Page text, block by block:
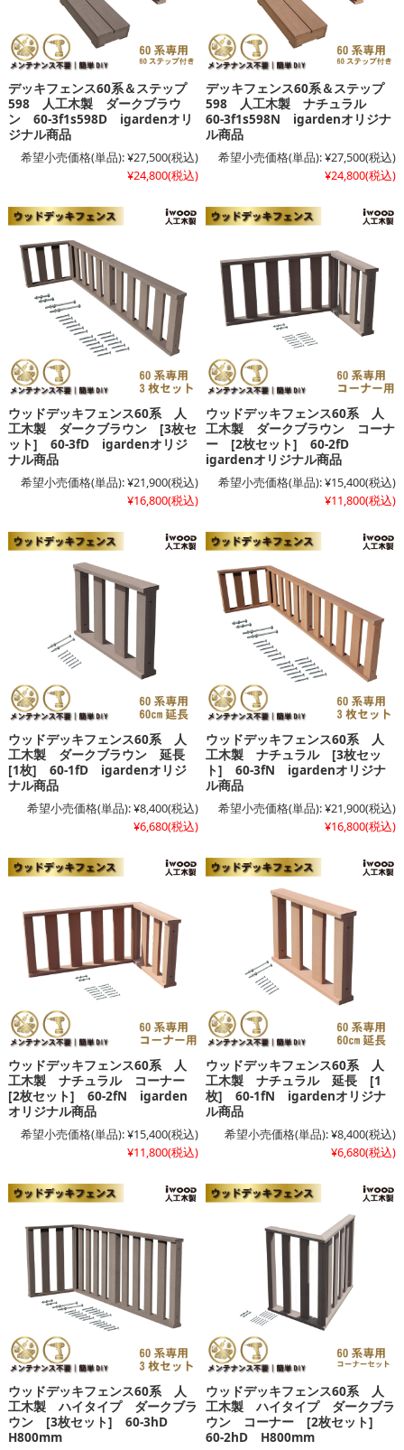
デッキフェンス60系＆ステップ
598 人工木製 ダークブラウ
ン 60-3f1s598D igardenオリ
ジナル商品
希望小売価格(単品):¥27,500(税込)
¥24,800(税込)
デッキフェンス60系＆ステップ
598 人工木製 ナチュラル
60-3f1s598N igardenオリジナ
ル商品
希望小売価格(単品):¥27,500(税込)
¥24,800(税込)
ウッドデッキフェンス60系 人
工木製 ダークブラウン [3枚セ
ット] 60-3fD igardenオリジ
ナル商品
希望小売価格(単品):¥21,900(税込)
¥16,800(税込)
ウッドデッキフェンス60系 人
工木製 ダークブラウン コーナ
ー [2枚セット] 60-2fD
igardenオリジナル商品
希望小売価格(単品):¥15,400(税込)
¥11,800(税込)
ウッドデッキフェンス60系 人
工木製 ダークブラウン 延長
[1枚] 60-1fD igardenオリジ
ナル商品
希望小売価格(単品):¥8,400(税込)
¥6,680(税込)
ウッドデッキフェンス60系 人
工木製 ナチュラル [3枚セッ
ト] 60-3fN igardenオリジナ
ル商品
希望小売価格(単品):¥21,900(税込)
¥16,800(税込)
ウッドデッキフェンス60系 人
工木製 ナチュラル コーナー
[2枚セット] 60-2fN igarden
オリジナル商品
希望小売価格(単品):¥15,400(税込)
¥11,800(税込)
ウッドデッキフェンス60系 人
工木製 ナチュラル 延長 [1
枚] 60-1fN igardenオリジナ
ル商品
希望小売価格(単品):¥8,400(税込)
¥6,680(税込)
ウッドデッキフェンス60系 人
工木製 ハイタイプ ダークブラ
ウン [3枚セット] 60-3hD
H800mm
ウッドデッキフェンス60系 人
工木製 ハイタイプ ダークブラ
ウン コーナー [2枚セット]
60-2hD H800mm